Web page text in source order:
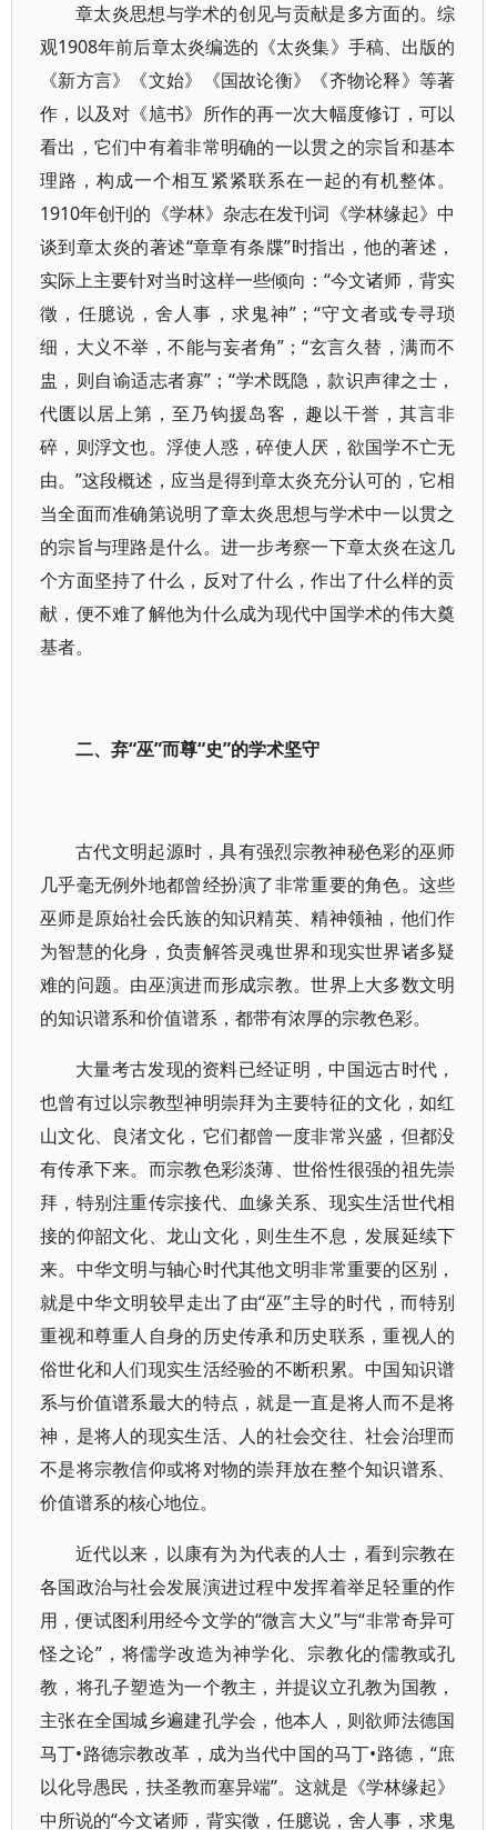
章太炎思想与学术的创见与贡献是多方面的。综
观1908年前后章太炎编选的《太炎集》手稿、出版的
《新方言》《文始》《国故论衡》《齐物论释》等著
作，以及对《訄书》所作的再一次大幅度修订，可以
看出，它们中有着非常明确的一以贯之的宗旨和基本
理路，构成一个相互紧紧联系在一起的有机整体。
1910年创刊的《学林》杂志在发刊词《学林缘起》中
谈到章太炎的著述“章章有条牒”时指出，他的著述，
实际上主要针对当时这样一些倾向：“今文诸师，背实
徵，任臆说，舍人事，求鬼神”；“守文者或专寻琐
细，大义不举，不能与妄者角”；“玄言久替，满而不
盅，则自谕适志者寡”；“学术既隐，款识声律之士，
代匮以居上第，至乃钩援岛客，趣以干誉，其言非
碎，则浮文也。浮使人惑，碎使人厌，欲国学不亡无
由。”这段概述，应当是得到章太炎充分认可的，它相
当全面而准确第说明了章太炎思想与学术中一以贯之
的宗旨与理路是什么。进一步考察一下章太炎在这几
个方面坚持了什么，反对了什么，作出了什么样的贡
献，便不难了解他为什么成为现代中国学术的伟大奠
基者。
二、弃“巫”而尊“史”的学术坚守
古代文明起源时，具有强烈宗教神秘色彩的巫师
几乎毫无例外地都曾经扮演了非常重要的角色。这些
巫师是原始社会氏族的知识精英、精神领袖，他们作
为智慧的化身，负责解答灵魂世界和现实世界诸多疑
难的问题。由巫演进而形成宗教。世界上大多数文明
的知识谱系和价值谱系，都带有浓厚的宗教色彩。
大量考古发现的资料已经证明，中国远古时代，
也曾有过以宗教型神明崇拜为主要特征的文化，如红
山文化、良渚文化，它们都曾一度非常兴盛，但都没
有传承下来。而宗教色彩淡薄、世俗性很强的祖先崇
拜，特别注重传宗接代、血缘关系、现实生活世代相
接的仰韶文化、龙山文化，则生生不息，发展延续下
来。中华文明与轴心时代其他文明非常重要的区别，
就是中华文明较早走出了由“巫”主导的时代，而特别
重视和尊重人自身的历史传承和历史联系，重视人的
俗世化和人们现实生活经验的不断积累。中国知识谱
系与价值谱系最大的特点，就是一直是将人而不是将
神，是将人的现实生活、人的社会交往、社会治理而
不是将宗教信仰或将对物的崇拜放在整个知识谱系、
价值谱系的核心地位。
近代以来，以康有为为代表的人士，看到宗教在
各国政治与社会发展演进过程中发挥着举足轻重的作
用，便试图利用经今文学的“微言大义”与“非常奇异可
怪之论”，将儒学改造为神学化、宗教化的儒教或孔
教，将孔子塑造为一个教主，并提议立孔教为国教，
主张在全国城乡遍建孔学会，他本人，则欲师法德国
马丁•路德宗教改革，成为当代中国的马丁•路德，“庶
以化导愚民，扶圣教而塞异端”。这就是《学林缘起》
中所说的“今文诸师，背实徵，任臆说，舍人事，求鬼